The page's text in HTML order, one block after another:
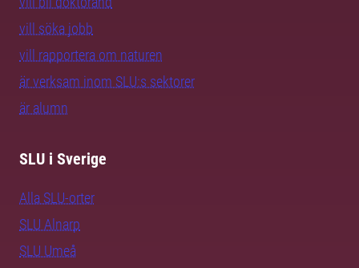
vill söka jobb
vill rapportera om naturen
är verksam inom SLU:s sektorer
är alumn
SLU i Sverige
Alla SLU-orter
SLU Alnarp
SLU Umeå